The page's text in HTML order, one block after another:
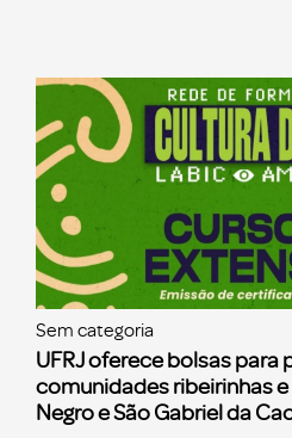
Sem categoria
UFRJ oferece bolsas para
comunidades ribeirinhas e
Negro e São Gabriel da